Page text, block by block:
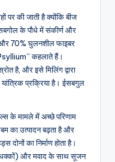
की जाती है क्योंकि बीज
के पौधे में संकीर्ण और
और 70% घुलनशील फाइबर
कहलाते हैं।
है, और इसे मिलिंग द्वारा
प्रक्रिया है। ईसबगुल
के मामले में अच्छे परिणाम
का उत्पादन बढ़ता है और
का निर्माण होता है।
और मवाद के साथ सूजन